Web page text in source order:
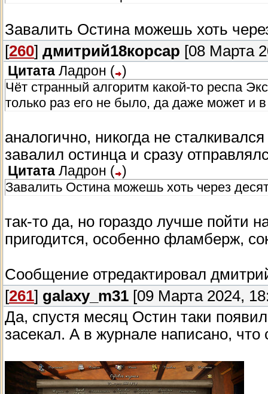
Завалить Остина можешь хоть
[260] дмитрий18корсар [08 Марта
Цитата Ладрон ( )
Чёт странный алгоритм какой-то респа
только раз его не было, да даже может и
аналогично, никогда не
завалил остинца и сразу
Цитата Ладрон ( )
Завалить Остина можешь хоть через
так-то да, но гораздо лучше пойти
пригодится, особенно фламберж,
Сообщение отредактировал
[261] galaxy_m31 [09 Марта 2024,
Да, спустя месяц Остин таки
засекал. А в журнале написано, что